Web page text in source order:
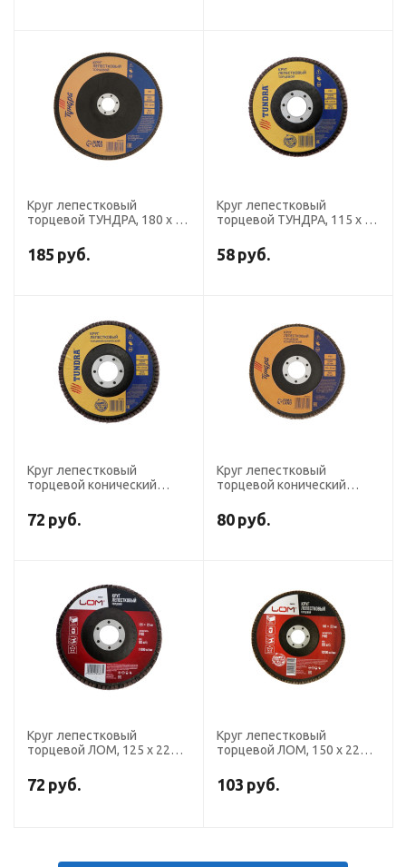
Круг лепестковый
торцевой ТУНДРА, 180 х 22
185 руб.
Круг лепестковый
торцевой ТУНДРА, 115 х 22
58 руб.
Круг лепестковый
торцевой конический
72 руб.
Круг лепестковый
торцевой конический
80 руб.
Круг лепестковый
торцевой ЛОМ, 125 х 22
72 руб.
Круг лепестковый
торцевой ЛОМ, 150 х 22
103 руб.